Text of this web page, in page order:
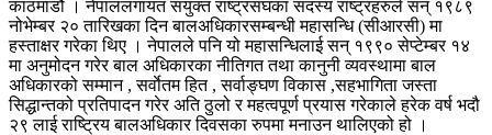
काठमाडौं । नेपाललगायत संयुक्त राष्ट्रसंघका सदस्य राष्ट्रहरुले सन् १९८९
नोभेम्बर २० तारिखका दिन बालअधिकारसम्बन्धी महासन्धि (सीआरसी) मा
हस्ताक्षर गरेका थिए । नेपालले पनि यो महासन्धिलाई सन् १९९० सेप्टेम्बर १४
मा अनुमोदन गरेर बाल अधिकारका नीतिगत तथा कानुनी व्यवस्थामा बाल
अधिकारको सम्मान , सर्वाेतम हित , सर्वाङ्घण विकास ,सहभागिता जस्ता
सिद्धान्तको प्रतिपादन गरेर अति ठुलो र महत्वपूर्ण प्रयास गरेकाले हरेक वर्ष भदौ
२९ लाई राष्ट्रिय बालअधिकार दिवसका रुपमा मनाउन थालिएको हो ।